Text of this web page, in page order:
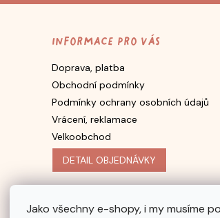
Jako všechny e-shopy, i my musíme
Informace pro vás
Doprava, platba
Obchodní podmínky
Podmínky ochrany osobních údajů
Vrácení, reklamace
Velkoobchod
DETAIL OBJEDNÁVKY